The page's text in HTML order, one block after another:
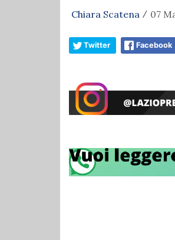
Chiara Scatena / 07
Twitter Facebook